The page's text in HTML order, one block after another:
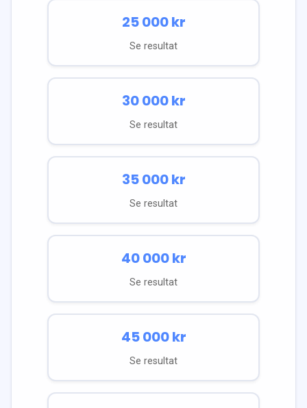
25 000kr
Se resultat
30 000kr
Se resultat
35 000kr
Se resultat
40 000kr
Se resultat
45 000kr
Se resultat